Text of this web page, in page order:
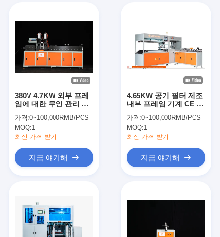
제품
비디오
380V 4.7KW 외부 프레
임에 대한 무인 관리 공
가격:0~100,000RMB/PCS
MOQ:1
최신 가격 받기
지금 얘기해
4.65KW 공기 필터 제조
내부 프레임 기계 CE 인
가격:0~100,000RMB/PCS
MOQ:1
최신 가격 받기
지금 얘기해